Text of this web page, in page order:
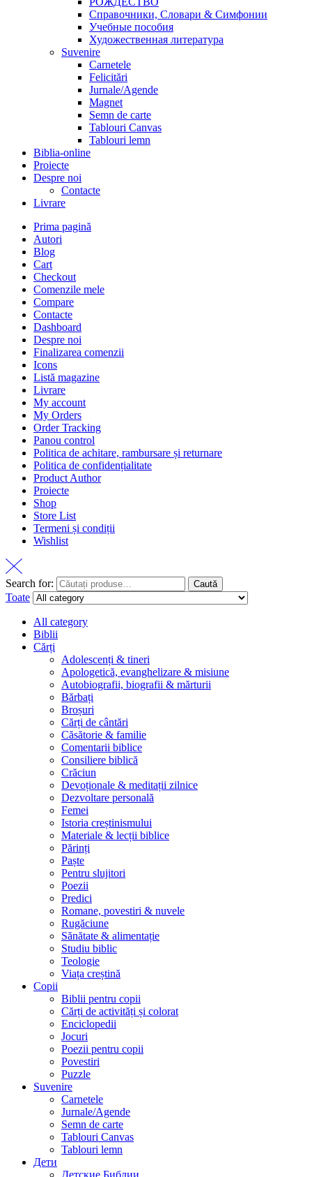
Справочники, Словари & Симфонии
Учебные пособия
Художественная литература
Suvenire
Carnetele
Felicitări
Jurnale/Agende
Magnet
Semn de carte
Tablouri Canvas
Tablouri lemn
Biblia-online
Proiecte
Despre noi
Contacte
Livrare
Prima pagină
Autori
Blog
Cart
Checkout
Comenzile mele
Compare
Contacte
Dashboard
Despre noi
Finalizarea comenzii
Icons
Listă magazine
Livrare
My account
My Orders
Order Tracking
Panou control
Politica de achitare, rambursare și returnare
Politica de confidențialitate
Product Author
Proiecte
Shop
Store List
Termeni și condiții
Wishlist
Search for: Caută
Toate
All category
Biblii
Cărți
Adolescenți & tineri
Apologetică, evanghelizare & misiune
Autobiografii, biografii & mărturii
Bărbați
Broșuri
Cărți de cântări
Căsătorie & familie
Comentarii biblice
Consiliere biblică
Crăciun
Devoționale & meditații zilnice
Dezvoltare personală
Femei
Istoria creștinismului
Materiale & lecții biblice
Părinți
Paște
Pentru slujitori
Poezii
Predici
Romane, povestiri & nuvele
Rugăciune
Sănătate & alimentație
Studiu biblic
Teologie
Viața creștină
Copii
Biblii pentru copii
Cărți de activități și colorat
Enciclopedii
Jocuri
Poezii pentru copii
Povestiri
Puzzle
Suvenire
Carnetele
Jurnale/Agende
Semn de carte
Tablouri Canvas
Tablouri lemn
Дети